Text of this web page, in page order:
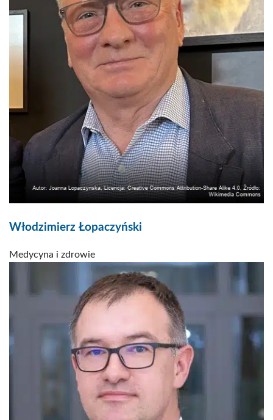
Włodzimierz Łopaczyński
Medycyna i zdrowie